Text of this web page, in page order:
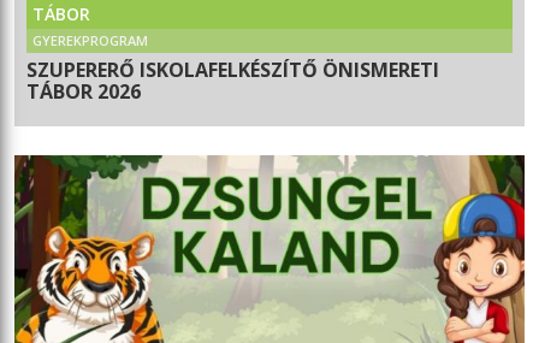
TÁBOR
GYEREKPROGRAM
SZUPERERŐ ISKOLAFELKÉSZÍTŐ ÖNISMERETI
TÁBOR 2026